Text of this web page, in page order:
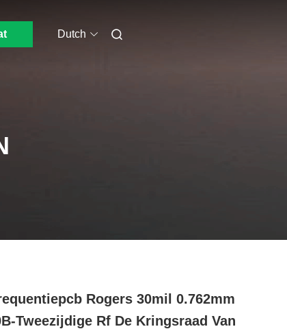
Dutch
Rogers 30mil 0.762mm
Tweezijdige Rf De Kringsraad Van